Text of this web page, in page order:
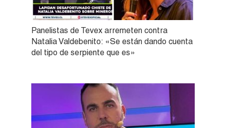
Panelistas de Tevex arremeten contra
Natalia Valdebenito: «Se están dando cuenta
del tipo de serpiente que es»